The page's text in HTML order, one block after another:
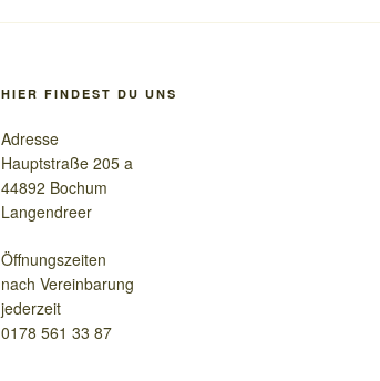
HIER FINDEST DU UNS
Adresse
Hauptstraße 205 a
44892 Bochum
Langendreer
Öffnungszeiten
nach Vereinbarung
jederzeit
0178 561 33 87